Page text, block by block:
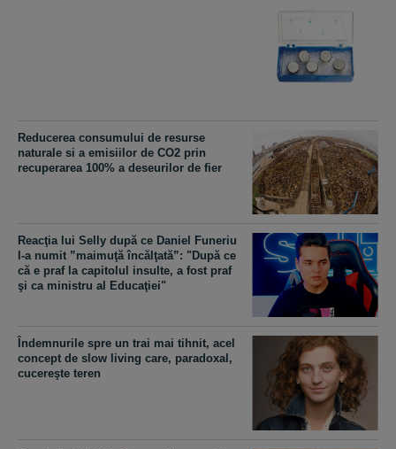
Reducerea consumului de resurse
naturale si a emisiilor de CO2 prin
recuperarea 100% a deseurilor de fier
Reacţia lui Selly după ce Daniel Funeriu
l-a numit ”maimuţă încălţată”: "După ce
că e praf la capitolul insulte, a fost praf
şi ca ministru al Educaţiei"
Îndemnurile spre un trai mai tihnit, acel
concept de slow living care, paradoxal,
cucereşte teren